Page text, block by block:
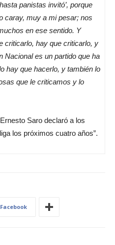
panistas invitó’, porque
caray, muy a mi pesar; nos
en ese sentido. Y
criticarlo, hay que criticarlo, y
Nacional es un partido que ha
hay que hacerlo, y también lo
que le criticamos y lo
Saro declaró a los
los próximos cuatro años”.
Facebook